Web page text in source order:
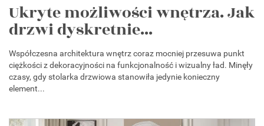
Ukryte możliwości wnętrza. Jak
drzwi dyskretnie...
Współczesna architektura wnętrz coraz mocniej przesuwa punkt
ciężkości z dekoracyjności na funkcjonalność i wizualny ład. Minęły
czasy, gdy stolarka drzwiowa stanowiła jedynie konieczny
element...